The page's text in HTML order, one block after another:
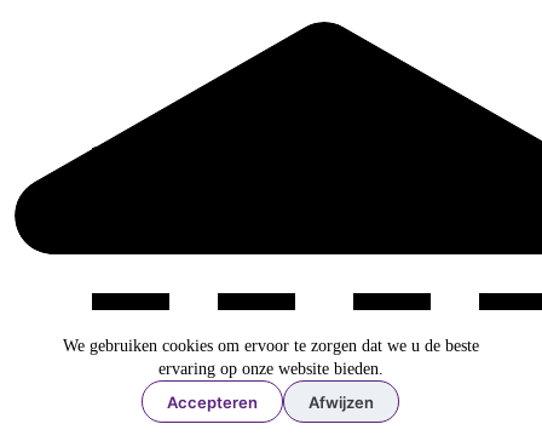
We gebruiken cookies om ervoor te zorgen dat we u de beste
ervaring op onze website bieden.
Accepteren Afwijzen